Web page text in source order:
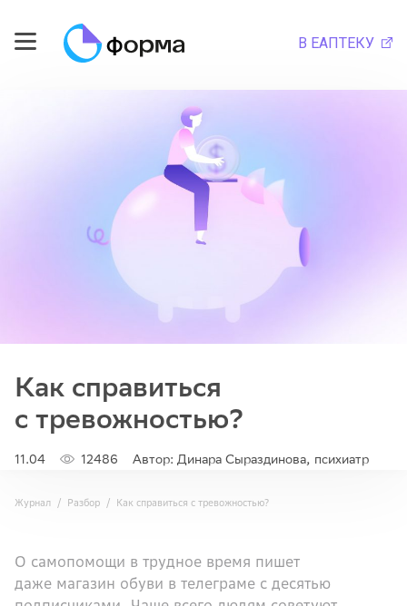
В ЕАПТЕКУ
Как справиться
с тревожностью?
11.04 12486 Автор: Динара Сыраздинова, психиатр
Журнал Разбор Как справиться с тревожностью?
О самопомощи в трудное время пишет
даже магазин обуви в телеграме с десятью